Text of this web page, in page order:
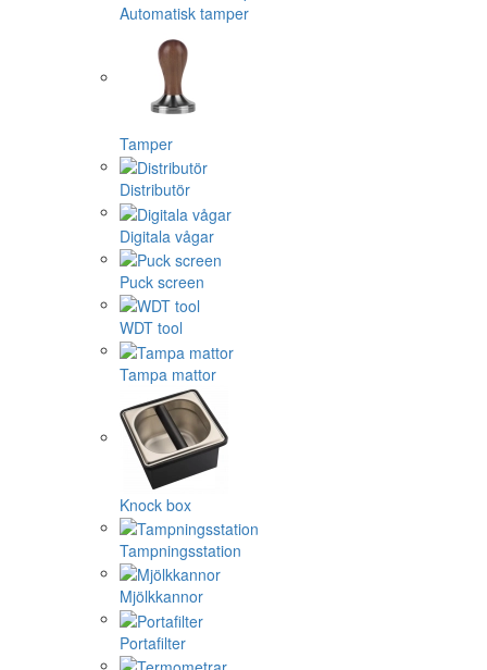
Automatisk tamper
Tamper
Distributör
Digitala vågar
Puck screen
WDT tool
Tampa mattor
Knock box
Tampningsstation
Mjölkkannor
Portafilter